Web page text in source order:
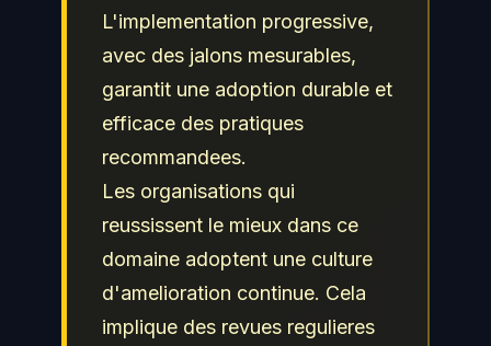
protéger efficacement les
actifs numeriques de leur
organisation et repondre
aux obligations de
L'implementation progressive,
avec des jalons mesurables,
garantit une adoption durable et
efficace des pratiques
recommandees.
Les organisations qui
reussissent le mieux dans ce
domaine adoptent une culture
d'amelioration continue. Cela
implique des revues regulieres